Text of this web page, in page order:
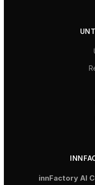
innFactory AI